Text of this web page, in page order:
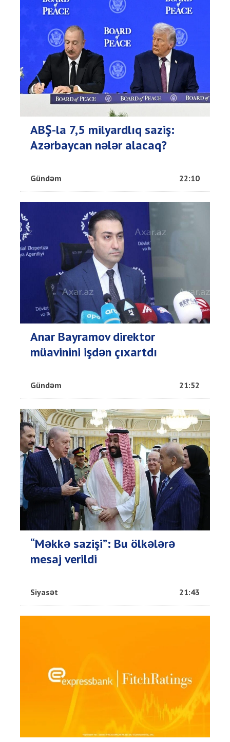
ABŞ-la 7,5 milyardlıq saziş:
Azərbaycan nələr alacaq?
Gündəm 22:10
Anar Bayramov direktor
müavinini işdən çıxartdı
Gündəm 21:52
“Məkkə sazişi”: Bu ölkələrə
mesaj verildi
Siyasət 21:43